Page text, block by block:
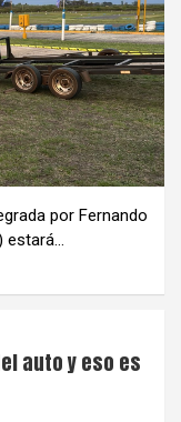
por Fernando
estará…
auto y eso es